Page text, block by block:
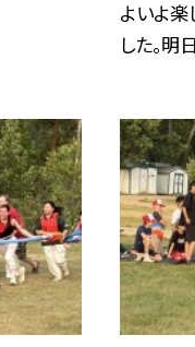
よいよ
した。明